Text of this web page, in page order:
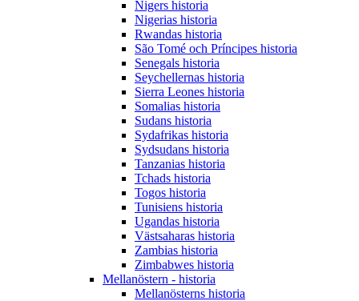
Nigers historia
Nigerias historia
Rwandas historia
São Tomé och Príncipes historia
Senegals historia
Seychellernas historia
Sierra Leones historia
Somalias historia
Sudans historia
Sydafrikas historia
Sydsudans historia
Tanzanias historia
Tchads historia
Togos historia
Tunisiens historia
Ugandas historia
Västsaharas historia
Zambias historia
Zimbabwes historia
Mellanöstern - historia
Mellanösterns historia